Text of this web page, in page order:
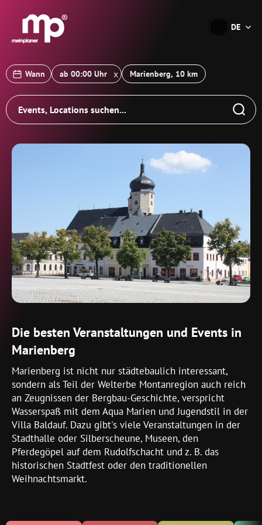
®
DE
Wann x Marienberg, 10 km
Die besten Veranstaltungen und Events in
Marienberg
Marienberg ist nicht nur städtebaulich interessant,
sondern als Teil der Welterbe Montanregion auch reich
an Zeugnissen der Bergbau-Geschichte, verspricht
Wasserspaß mit dem Aqua Marien und Jugendstil in der
Villa Baldauf. Dazu gibt's viele Veranstaltungen in der
Stadthalle oder Silberscheune, Museen, den
Pferdegöpel auf dem Rudolfschacht und z. B. das
historischen Stadtfest oder den traditionellen
Weihnachtsmarkt.